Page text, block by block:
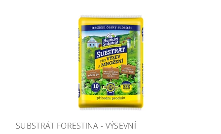
SUBSTRÁT FORESTINA - VÝSEVNÍ